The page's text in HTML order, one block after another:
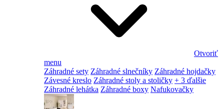
Otvoriť
menu
Záhradné sety Záhradné slnečníky Záhradné hojdačky
Závesné kreslo Záhradné stoly a stoličky + 3 ďalšie
Záhradné lehátka Záhradné boxy Nafukovačky